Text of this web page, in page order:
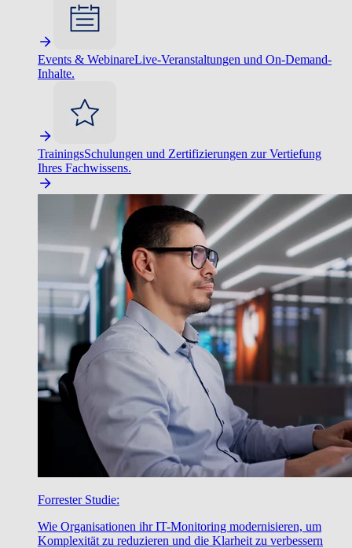
Events & WebinareLive-Veranstaltungen und On-Demand-
Inhalte.
TrainingsSchulungen und Zertifizierungen zur Vertiefung
Ihres Fachwissens.
Forrester Studie:
Wie Organisationen ihr IT-Monitoring modernisieren, um
Komplexität zu reduzieren und die Klarheit zu verbessern